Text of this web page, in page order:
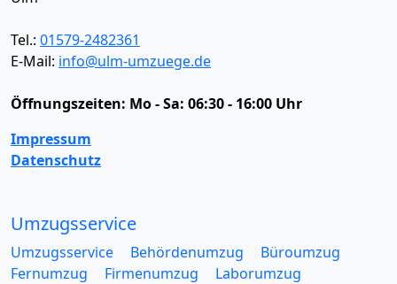
Tel.: 01579-2482361
E-Mail: info@ulm-umzuege.de
Öffnungszeiten: Mo - Sa: 06:30 - 16:00 Uhr
Impressum
Datenschutz
Umzugsservice
Umzugsservice Behördenumzug
Büroumzug
Fernumzug
Firmenumzug
Laborumzug